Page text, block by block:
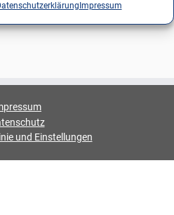
Impressum
und Einstellungen